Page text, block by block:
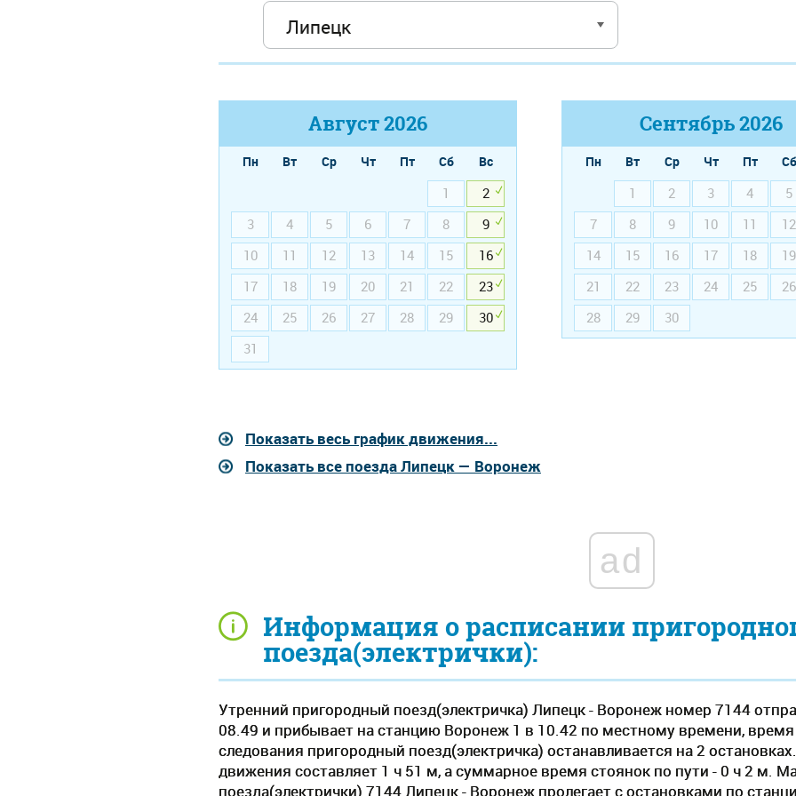
Информация о расписании
поезда(электрички):
Утренний пригородный поезд(электричка) Липецк - Воронеж номер 7144
08.49 и прибывает на станцию Воронеж 1 в 10.42 по местному времени,
следования пригородный поезд(электричка) останавливается на 2
движения составляет 1 ч 51 м, а суммарное время стоянок по пути - 0 ч 2 м.
поезда(электрички) 7144 Липецк - Воронеж пролегает c остановками по
Август2026
Пн Вт Ср Чт Пт Сб
Вс
1
2
3
4 5 6 7 8
9
10
11 12 13 14 15
16
17
18 19 20 21 22
23
24
25 26 27 28 29
30
31
Сентябрь2026
Пн Вт Ср Чт Пт Сб
1
2 3 4 5
7
8 9 10 11 12
14
15 16 17 18 19
21
22 23 24 25 26
28
29 30
Показать весь график движения...
Показать все поезда Липецк — Воронеж
ad